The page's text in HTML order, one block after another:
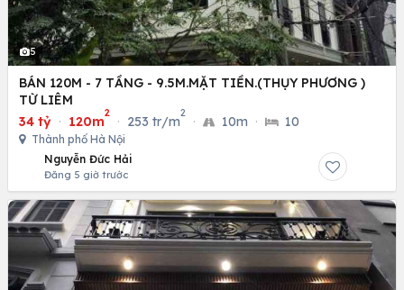
5
BÁN 120M - 7 TẦNG - 9.5M.MẶT TIỀN.(THỤY PHƯƠNG )
TỪ LIÊM
34 tỷ · 120m
2
· 253 tr/m
2
· 10m · 10
Thành phố Hà Nội
Nguyễn Đức Hải
Đăng 5 giờ trước